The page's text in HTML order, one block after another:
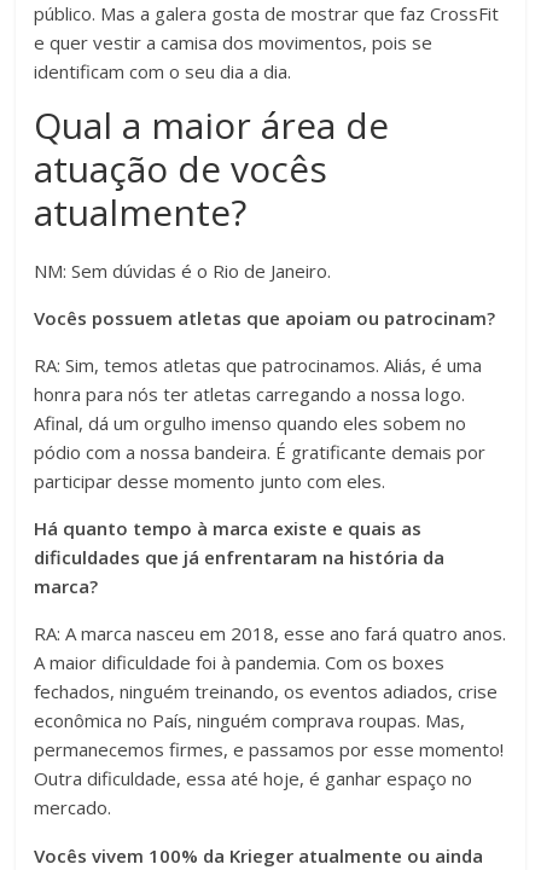
público. Mas a galera gosta de mostrar que faz CrossFit
e quer vestir a camisa dos movimentos, pois se
identificam com o seu dia a dia.
Qual a maior área de
atuação de vocês
atualmente?
NM: Sem dúvidas é o Rio de Janeiro.
Vocês possuem atletas que apoiam ou patrocinam?
RA: Sim, temos atletas que patrocinamos. Aliás, é uma
honra para nós ter atletas carregando a nossa logo.
Afinal, dá um orgulho imenso quando eles sobem no
pódio com a nossa bandeira. É gratificante demais por
participar desse momento junto com eles.
Há quanto tempo à marca existe e quais as
dificuldades que já enfrentaram na história da
marca?
RA: A marca nasceu em 2018, esse ano fará quatro anos.
A maior dificuldade foi à pandemia. Com os boxes
fechados, ninguém treinando, os eventos adiados, crise
econômica no País, ninguém comprava roupas. Mas,
permanecemos firmes, e passamos por esse momento!
Outra dificuldade, essa até hoje, é ganhar espaço no
mercado.
Vocês vivem 100% da Krieger atualmente ou ainda